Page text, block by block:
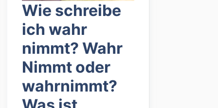
Wie schreibe
ich wahr
nimmt? Wahr
Nimmt oder
wahrnimmt?